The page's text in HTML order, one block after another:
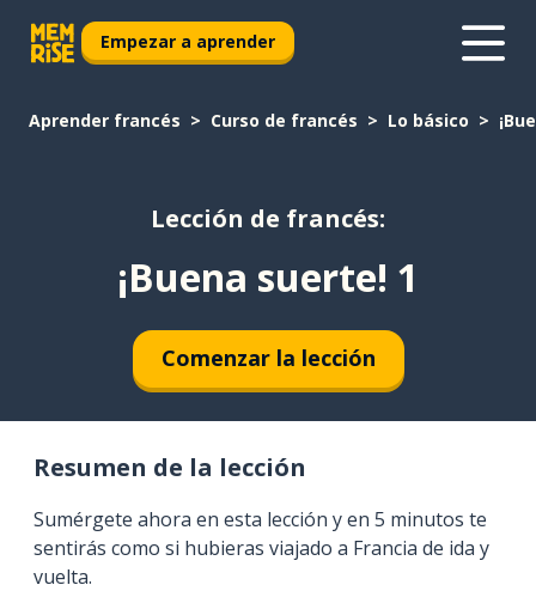
Empezar a aprender
Aprender francés Curso de francés Lo básico
Lección de francés:
¡Buena suerte! 1
Comenzar la lección
Resumen de la lección
Sumérgete ahora en esta lección y en 5 minutos te
sentirás como si hubieras viajado a Francia de ida y
vuelta.